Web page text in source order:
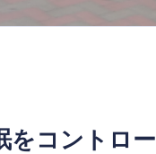
をコントロー